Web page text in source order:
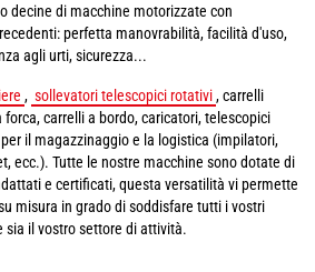
decine di macchine motorizzate con
perfetta manovrabilità, facilità d'uso,
agli urti, sicurezza...
, sollevatori telescopici rotativi, carrelli
carrelli a bordo, caricatori, telescopici
il magazzinaggio e la logistica (impilatori,
ecc.). Tutte le nostre macchine sono dotate di
e certificati, questa versatilità vi permette
misura in grado di soddisfare tutti i vostri
sia il vostro settore di attività.